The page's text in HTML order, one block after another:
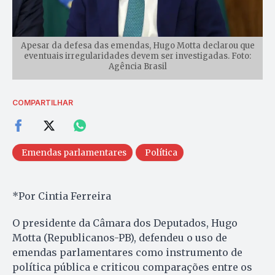
Apesar da defesa das emendas, Hugo Motta declarou que
eventuais irregularidades devem ser investigadas. Foto:
Agência Brasil
COMPARTILHAR
Emendas parlamentares Política
*Por Cintia Ferreira
O presidente da Câmara dos Deputados, Hugo
Motta (Republicanos-PB), defendeu o uso de
emendas parlamentares como instrumento de
política pública e criticou comparações entre os